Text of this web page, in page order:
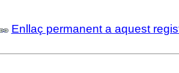
Enllaç permanent a aquest